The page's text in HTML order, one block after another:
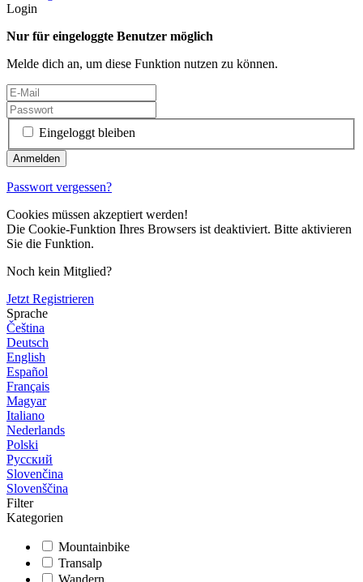
Login
Nur für eingeloggte Benutzer möglich
Melde dich an, um diese Funktion nutzen zu können.
Eingeloggt bleiben
Passwort vergessen?
Cookies müssen akzeptiert werden!
Die Cookie-Funktion Ihres Browsers ist deaktiviert. Bitte aktivieren
Sie die Funktion.
Noch kein Mitglied?
Jetzt Registrieren
Sprache
Čeština
Deutsch
English
Español
Français
Magyar
Italiano
Nederlands
Polski
Русский
Slovenčina
Slovenščina
Filter
Kategorien
Mountainbike
Transalp